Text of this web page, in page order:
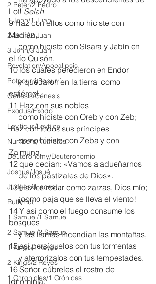
2 Peter/2 Pedro
1 John/1 Juan
2 John/2 Juan
3 John/3 Juan
Revelation/Apocalipsis
Potpourri/Popurrí
Genesis/Génesis
Exodus/Éxodo
Leviticus/Levítico
Numbers/Números
Deuteronomy/Deuteronomio
Joshua/Josué
Judges/Jueces
Ruth/Rut
1 Samuel/1 Samuel
2 Samuel/2 Samuel
1 Kings/1 Reyes
2 Kings/2 Reyes
1 Chronicles/1 Crónicas
Lot! Selah
9 Haz con ellos como hiciste con
Madián,
     como hiciste con Sísara y Jabín en
el río Quisón,
10 los cuales perecieron en Endor
     y quedaron en la tierra, como
estiércol.
11 Haz con sus nobles
     como hiciste con Oreb y con Zeb;
haz con todos sus príncipes
     como hiciste con Zeba y con
Zalmuna,
12 que decían: «Vamos a adueñarnos
     de los pastizales de Dios».
13 Hazlos rodar como zarzas, Dios mío;
     ¡como paja que se lleva el viento!
14 Y así como el fuego consume los
bosques
     y las llamas incendian las montañas,
15 así persíguelos con tus tormentas
     y aterrorízalos con tus tempestades.
16 Señor, cúbreles el rostro de
ignominia,